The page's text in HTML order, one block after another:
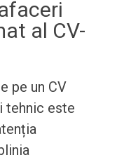
al CV-
pe un CV
tehnic este